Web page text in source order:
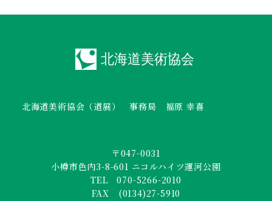
北海道美術協会（道展） 事務局 福原 幸喜
〒047-0031
小樽市色内3-8-601 ニコルハイツ運河公園
TEL 070-5266-2010
FAX (0134)27-5910